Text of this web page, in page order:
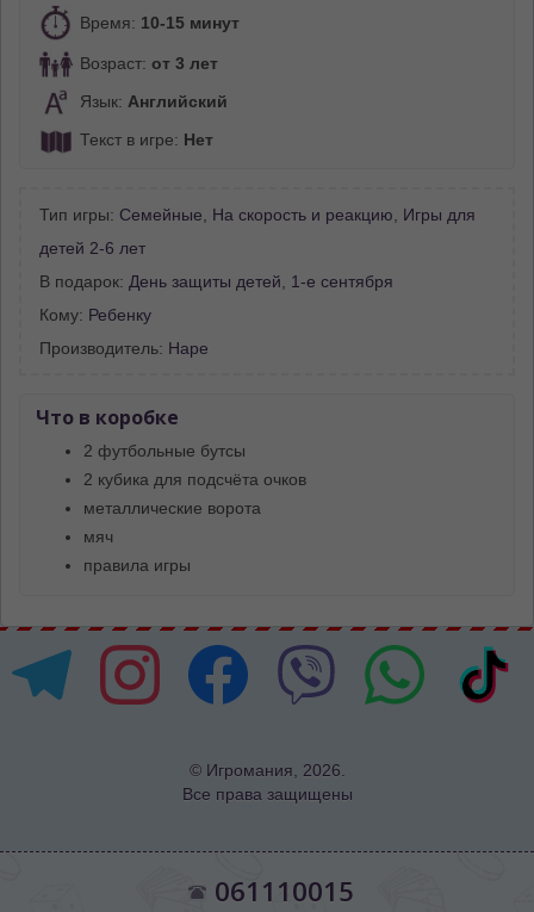
Время: 10-15 минут
Возраст: от 3 лет
Язык: Английский
Текст в игре: Нет
Тип игры: Семейные На скорость и реакцию
Игры для
детей 2-6 лет
В подарок: День защиты детей
1-е сентября
Кому: Ребенку
Производитель: Hape
Что в коробке
2 футбольные бутсы
2 кубика для подсчёта очков
металлические ворота
мяч
правила игры
© Игромания, 2026.
Все права защищены
061110015